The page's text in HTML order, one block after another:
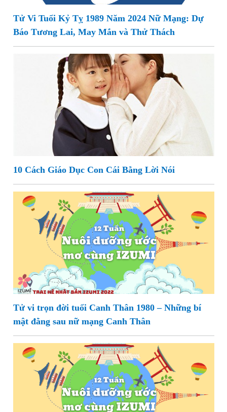
Tử Vi Tuổi Kỷ Tỵ 1989 Năm 2024 Nữ Mạng: Dự
Báo Tương Lai, May Mắn và Thử Thách
10 Cách Giáo Dục Con Cái Bằng Lời Nói
Tử vi trọn đời tuổi Canh Thân 1980 – Những bí
mật đằng sau nữ mạng Canh Thân